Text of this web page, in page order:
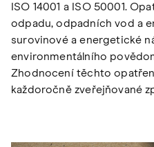
ISO 14001 a ISO 50001.
odpadu, odpadních vod a
surovinové a energetické
environmentálního
Zhodnocení těchto
každoročně zveřejňované